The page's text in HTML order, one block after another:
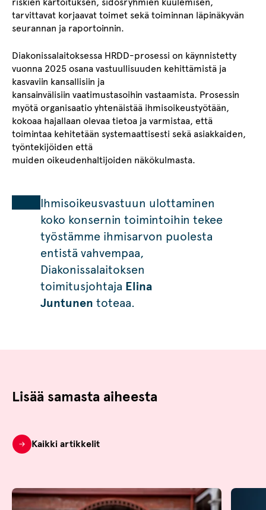
tarvittavat korjaavat toimet sekä toiminnan läpinäkyvän
seurannan ja raportoinnin.
Diakonissalaitoksessa HRDD-prosessi on käynnistetty
vuonna 2025 osana vastuullisuuden kehittämistä ja
kasvaviin kansallisiin ja
kansainvälisiin vaatimustasoihin vastaamista. Prosessin
myötä organisaatio yhtenäistää ihmisoikeustyötään,
kokoaa hajallaan olevaa tietoa ja varmistaa, että
toimintaa kehitetään systemaattisesti sekä asiakkaiden,
työntekijöiden että
muiden oikeudenhaltijoiden näkökulmasta.
Ihmisoikeusvastuun ulottaminen
koko konsernin toimintoihin tekee
työstämme ihmisarvon puolesta
entistä vahvempaa,
Diakonissalaitoksen
toimitusjohtaja Elina
Juntunen toteaa.
Lisää samasta aiheesta
Kaikki artikkelit